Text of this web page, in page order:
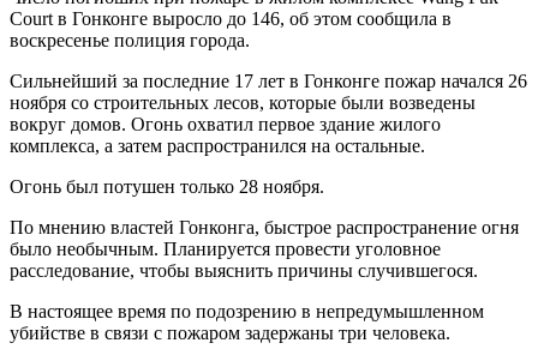
Court в Гонконге выросло до 146, об этом сообщила в
воскресенье полиция города.
Сильнейший за последние 17 лет в Гонконге пожар начался 26
ноября со строительных лесов, которые были возведены
вокруг домов. Огонь охватил первое здание жилого
комплекса, а затем распространился на остальные.
Огонь был потушен только 28 ноября.
По мнению властей Гонконга, быстрое распространение огня
было необычным. Планируется провести уголовное
расследование, чтобы выяснить причины случившегося.
В настоящее время по подозрению в непредумышленном
убийстве в связи с пожаром задержаны три человека.